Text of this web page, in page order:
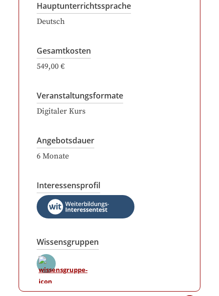
Hauptunterrichtssprache
Deutsch
Gesamtkosten
549,00 €
Veranstaltungsformate
Digitaler Kurs
Angebotsdauer
6 Monate
Interessensprofil
Wissensgruppen